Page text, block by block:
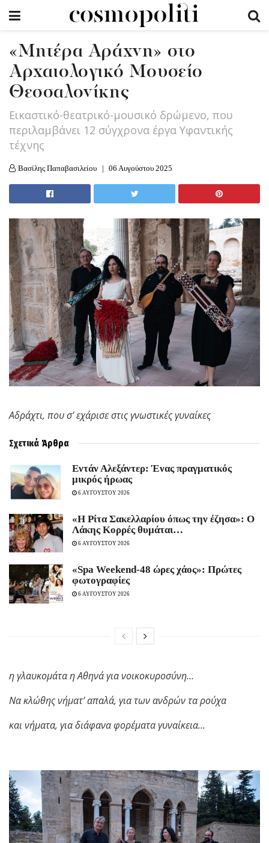
«Μητέρα Αράχνη» στο
Αρχαιολογικό Μουσείο
Θεσσαλονίκης
Εικαστικό-θεατρικό-μουσικό δρώμενο, που
περιλαμβάνει 12 σύγχρονα έργα Υφαντικής
τέχνης
Βασίλης Παπαβασιλείου 06 Αυγούστου 2025
Αδράχτι, που σ’ εχάρισε στις γνωστικές γυναίκες
Σχετικά Άρθρα
Εντάν Αλεξάντερ: Ένας πραγματικός
μικρός ήρωας
6 ΑΥΓΟΥΣΤΟΥ 2026
«Η Ρίτα Σακελλαρίου όπως την έζησα»: Ο
Λάκης Κορρές θυμάται…
6 ΑΥΓΟΥΣΤΟΥ 2026
«Spa Weekend-48 ώρες χάος»: Πρώτες
φωτογραφίες
6 ΑΥΓΟΥΣΤΟΥ 2026
η γλαυκομάτα η Αθηνά για νοικοκυροσύνη…
Να κλώθης νήματ’ απαλά, για των ανδρών τα ρούχα
και νήματα, για διάφανα φορέματα γυναίκεια…